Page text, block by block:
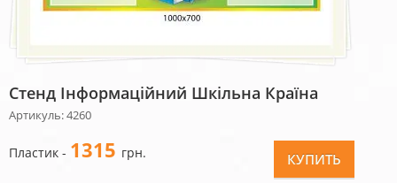
Стенд Інформаційний Шкільна Країна
Артикуль: 4260
Пластик - 1315 грн. КУПИТЬ